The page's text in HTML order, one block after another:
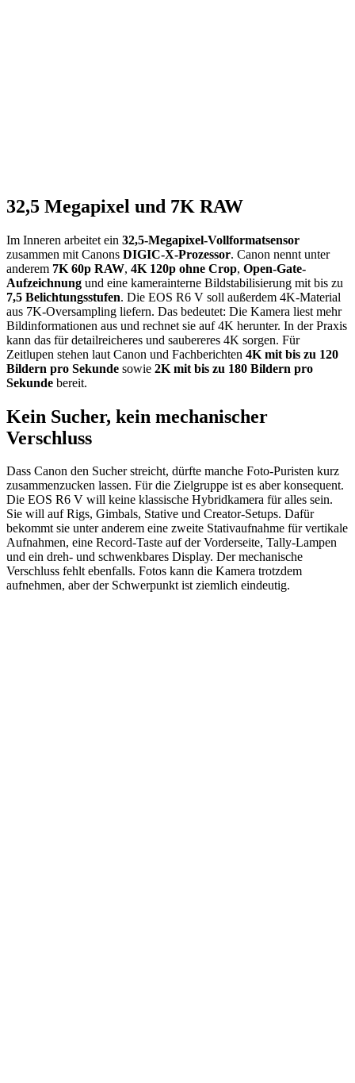
32,5 Megapixel und 7K RAW
Im Inneren arbeitet ein 32,5-Megapixel-Vollformatsensor
zusammen mit Canons DIGIC-X-Prozessor. Canon nennt unter
anderem 7K 60p RAW, 4K 120p ohne Crop, Open-Gate-
Aufzeichnung und eine kamerainterne Bildstabilisierung mit bis zu
7,5 Belichtungsstufen. Die EOS R6 V soll außerdem 4K-Material
aus 7K-Oversampling liefern. Das bedeutet: Die Kamera liest mehr
Bildinformationen aus und rechnet sie auf 4K herunter. In der Praxis
kann das für detailreicheres und saubereres 4K sorgen. Für
Zeitlupen stehen laut Canon und Fachberichten 4K mit bis zu 120
Bildern pro Sekunde sowie 2K mit bis zu 180 Bildern pro
Sekunde bereit.
Kein Sucher, kein mechanischer
Verschluss
Dass Canon den Sucher streicht, dürfte manche Foto-Puristen kurz
zusammenzucken lassen. Für die Zielgruppe ist es aber konsequent.
Die EOS R6 V will keine klassische Hybridkamera für alles sein.
Sie will auf Rigs, Gimbals, Stative und Creator-Setups. Dafür
bekommt sie unter anderem eine zweite Stativaufnahme für vertikale
Aufnahmen, eine Record-Taste auf der Vorderseite, Tally-Lampen
und ein dreh- und schwenkbares Display. Der mechanische
Verschluss fehlt ebenfalls. Fotos kann die Kamera trotzdem
aufnehmen, aber der Schwerpunkt ist ziemlich eindeutig.